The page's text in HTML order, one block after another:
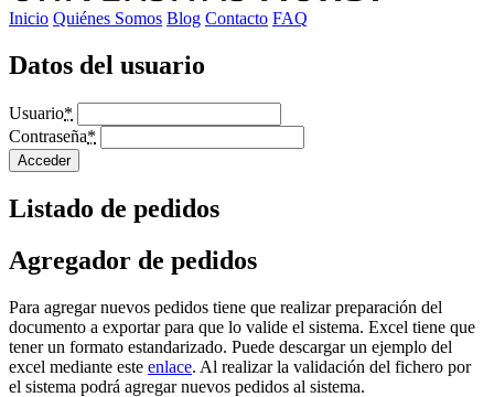
Inicio Quiénes Somos Blog Contacto FAQ
Datos del usuario
Usuario*
Contraseña*
Acceder
Listado de pedidos
Agregador de pedidos
Para agregar nuevos pedidos tiene que realizar preparación del
documento a exportar para que lo valide el sistema. Excel tiene que
tener un formato estandarizado. Puede descargar un ejemplo del
excel mediante este enlace. Al realizar la validación del fichero por
el sistema podrá agregar nuevos pedidos al sistema.